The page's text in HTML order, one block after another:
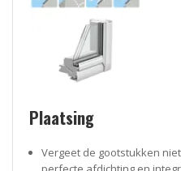
Plaatsing
Vergeet de gootstukken